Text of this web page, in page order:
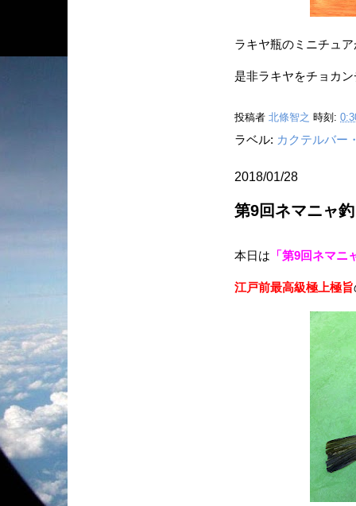
ラキヤ瓶のミニチュ
是非ラキヤをチョカ
投稿者 北條智之 時刻:
ラベル: カクテルバー
2018/01/28
第9回ネマニャ
本日は 「第9回ネマニ
江戸前最高級極上極旨